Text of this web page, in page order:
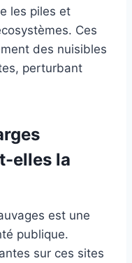
les piles et
Ces
des nuisibles
perturbant
elles la
est une
publique.
sur ces sites